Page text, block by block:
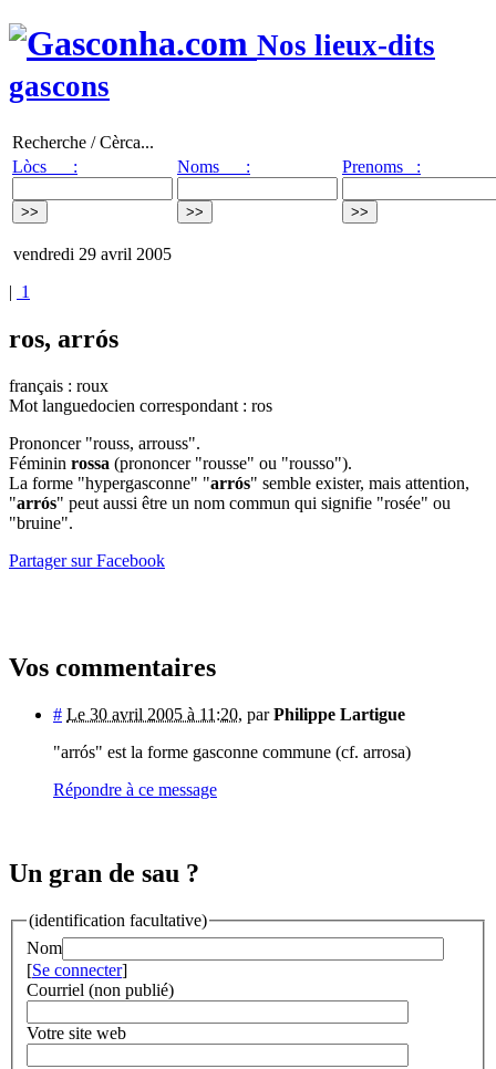
Nos lieux-dits
gascons
Recherche / Cèrca...
Lòcs :
Noms : Prenoms :
vendredi 29 avril 2005
| 1
ros, arrós
français : roux
Mot languedocien correspondant : ros
Prononcer "rouss, arrouss".
Féminin rossa (prononcer "rousse" ou "rousso").
La forme "hypergasconne" "arrós" semble exister, mais attention,
"arrós" peut aussi être un nom commun qui signifie "rosée" ou
"bruine".
Partager sur Facebook
Vos commentaires
# Le 30 avril 2005 à 11:20, parPhilippe Lartigue
"arrós" est la forme gasconne commune (cf. arrosa)
Répondre à ce message
Un gran de sau ?
(identification facultative)
Nom
[Se connecter]
Courriel (non publié)
Votre site web